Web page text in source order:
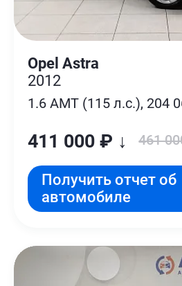
Opel Astra
2012
1.6 AMT (115 л.с.), 204
411 000 ₽ ↓ 461
Получить отчет об
автомобиле